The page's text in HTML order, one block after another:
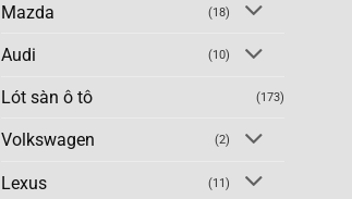
Mazda (18)
Audi (10)
Lót sàn ô tô (173)
Volkswagen (2)
Lexus (11)